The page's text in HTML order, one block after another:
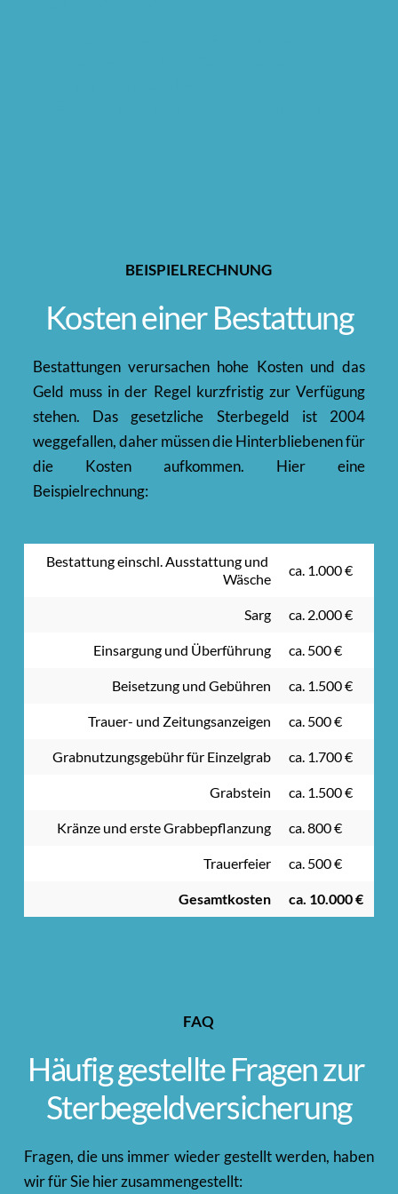
BEISPIELRECHNUNG
Kosten einer Bestattung
Bestattungen verursachen hohe Kosten und das
Geld muss in der Regel kurzfristig zur Verfügung
stehen. Das gesetzliche Sterbegeld ist 2004
weggefallen, daher müssen die Hinterbliebenen für
die Kosten aufkommen. Hier eine
Beispielrechnung:
Bestattung einschl. Ausstattung und
Wäsche
ca. 1.000 €
Sarg ca. 2.000 €
Einsargung und Überführung ca. 500 €
Beisetzung und Gebühren ca. 1.500 €
Trauer- und Zeitungsanzeigen ca. 500 €
Grabnutzungsgebühr für Einzelgrab ca. 1.700 €
Grabstein ca. 1.500 €
Kränze und erste Grabbepflanzung ca. 800 €
Trauerfeier ca. 500 €
Gesamtkosten ca. 10.000 €
FAQ
Häufig gestellte Fragen zur
Sterbegeldversicherung
Fragen, die uns immer wieder gestellt werden, haben
wir für Sie hier zusammengestellt: